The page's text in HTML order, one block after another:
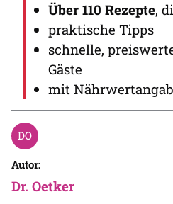
Über 110 Rezepte,
praktische Tipps
schnelle,
Gäste
mit
Autor:
Dr. Oetker